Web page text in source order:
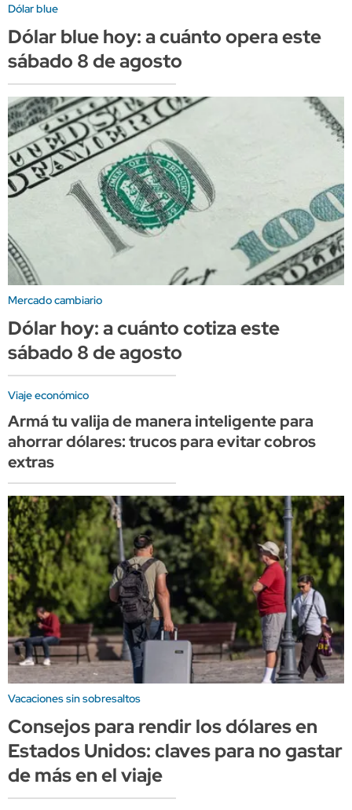
Dólar blue
Dólar blue hoy: a cuánto opera este
sábado 8 de agosto
Mercado cambiario
Dólar hoy: a cuánto cotiza este
sábado 8 de agosto
Viaje económico
Armá tu valija de manera inteligente para
ahorrar dólares: trucos para evitar cobros
extras
Vacaciones sin sobresaltos
Consejos para rendir los dólares en
Estados Unidos: claves para no gastar
de más en el viaje